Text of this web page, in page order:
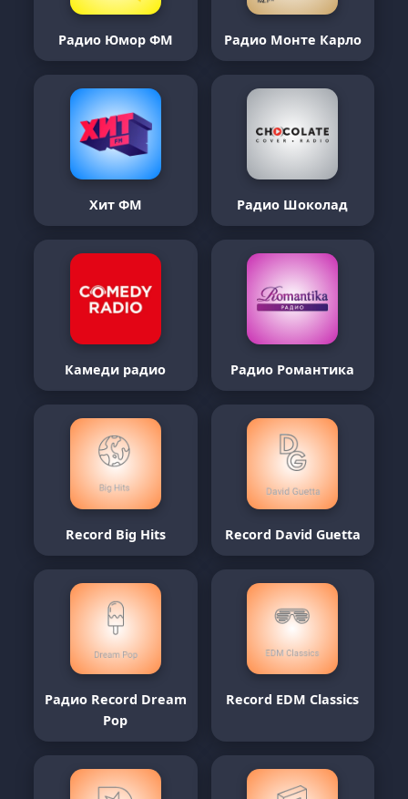
Радио Юмор ФМ Радио Монте Карло
Хит ФМ Радио Шоколад
Камеди радио Радио Романтика
Record Big Hits Record David Guetta
Радио Record Dream
Pop
Record EDM Classics